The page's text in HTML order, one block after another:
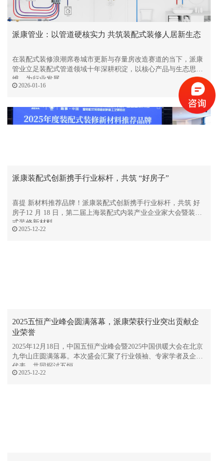
派康管业：以管道硬核实力 共筑装配式装修人居新生态
在装配式装修浪潮席卷城市更新与存量房改造赛道的当下，派康
管业立足装配式管道领域十年深耕积淀，以核心产品与生态思
维，为行业发展
2026-01-16
派康装配式创新携手行业标杆，共筑 “好房子”
喜提 新材料推荐品牌！派康装配式创新携手行业标杆，共筑 好
房子12 月 18 日，第二届上海装配式内装产业企业家大会暨装配
式装修新材料
2025-12-22
2025五恒产业峰会圆满落幕，派康荣获行业突出贡献企
业荣誉
2025年12月18日，中国五恒产业峰会暨2025中国供暖大会在北京
九华山庄圆满落幕。本次盛会汇聚了行业领袖、专家学者及企业
代表，共同探讨五恒
2025-12-22